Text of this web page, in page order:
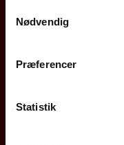
Nødvendig
Præferencer
Statistik
Rejsevaccination